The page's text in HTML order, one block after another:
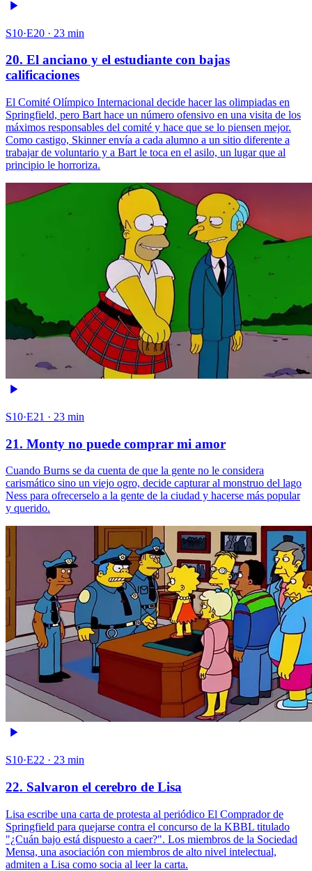
S10·E20 · 23 min
20. El anciano y el estudiante con bajas
calificaciones
El Comité Olímpico Internacional decide hacer las olimpiadas en
Springfield, pero Bart hace un número ofensivo en una visita de los
máximos responsables del comité y hace que se lo piensen mejor.
Como castigo, Skinner envía a cada alumno a un sitio diferente a
trabajar de voluntario y a Bart le toca en el asilo, un lugar que al
principio le horroriza.
S10·E21 · 23 min
21. Monty no puede comprar mi amor
Cuando Burns se da cuenta de que la gente no le considera
carismático sino un viejo ogro, decide capturar al monstruo del lago
Ness para ofrecerselo a la gente de la ciudad y hacerse más popular
y querido.
S10·E22 · 23 min
22. Salvaron el cerebro de Lisa
Lisa escribe una carta de protesta al periódico El Comprador de
Springfield para quejarse contra el concurso de la KBBL titulado
"¿Cuán bajo está dispuesto a caer?". Los miembros de la Sociedad
Mensa, una asociación con miembros de alto nivel intelectual,
admiten a Lisa como socia al leer la carta.